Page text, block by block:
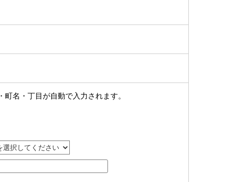
名・丁目が自動で入力されます。